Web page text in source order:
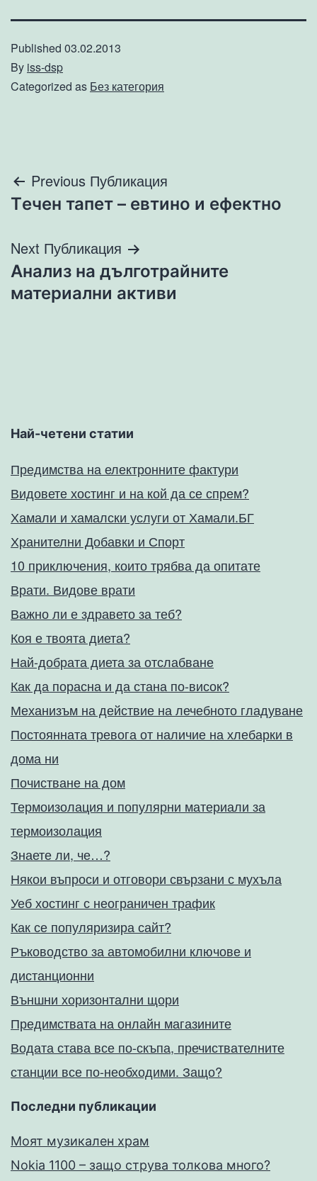
Published 03.02.2013
By iss-dsp
Categorized as Без категория
Навигация
Previous Публикация
Tечен тапет – евтино и ефектно
Next Публикация
Анализ на дълготрайните
материални активи
Най-четени статии
Предимства на електронните фактури
Видовете хостинг и на кой да се спрем?
Хамали и хамалски услуги от Хамали.БГ
Хранителни Добавки и Спорт
10 приключения, които трябва да опитате
Врати. Видове врати
Важно ли е здравето за теб?
Коя е твоята диета?
Най-добрата диета за отслабване
Как да порасна и да стана по-висок?
Механизъм на действие на лечебното гладуване
Постоянната тревога от наличие на хлебарки в
дома ни
Почистване на дом
Термоизолация и популярни материали за
термоизолация
Знаете ли, че…?
Някои въпроси и отговори свързани с мухъла
Уеб хостинг с неограничен трафик
Как се популяризира сайт?
Ръководство за автомобилни ключове и
дистанционни
Външни хоризонтални щори
Предимствата на онлайн магазините
Водата става все по-скъпа, пречиствателните
станции все по-необходими. Защо?
Последни публикации
Моят музикален храм
Nokia 1100 – защо струва толкова много?